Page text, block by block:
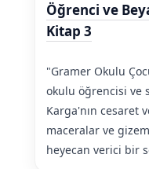
Öğrenci ve
Kitap 3
"Gramer Okulu
okulu öğrencisi ve
Karga'nın cesaret
maceralar ve
heyecan verici bir